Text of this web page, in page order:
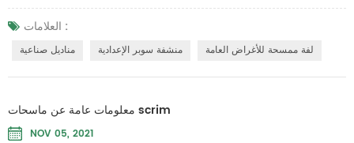
تحمل 6 أضعاف وزنه من الماء , ليس من السهل رفعه , ليس من السهل إسقاط
الرقائق , بدون إضافة حساس , نظيف وصحي , ماء رطب ليس من السهل كسره ,
ولكن التوتر زاد 1000 مرة . وفقا لاستخدامها , المنتجات المشتقة طبية يُسلِّم ورق
العلامات :
مناديل صناعية منشفة سوبر الإعدادية لفة ممسحة للأغراض العامة
معلومات عامة عن ماسحات scrim
NOV 05, 2021